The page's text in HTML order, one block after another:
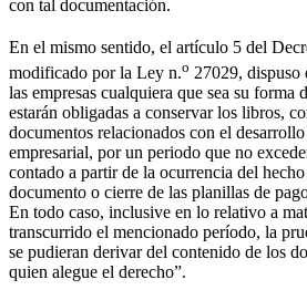
con tal documentación.
En el mismo sentido, el artículo 5 del
modificado por la Ley n.o 27029, dispuso
las empresas cualquiera que sea su
estarán obligadas a conservar los libros,
documentos relacionados con el
empresarial, por un periodo que no
contado a partir de la ocurrencia del
documento o cierre de las planillas de
En todo caso, inclusive en lo relativo a
transcurrido el mencionado período, la
se pudieran derivar del contenido de los
quien alegue el derecho”.